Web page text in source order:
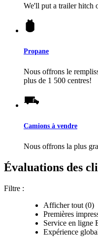
We'll put a trailer hitch
Propane
Nous offrons le
plus de 1 500 centres!
Camions à vendre
Nous offrons la plus
Évaluations des
Filtre :
Afficher tout (0)
Premières
Service en ligne
Expérience